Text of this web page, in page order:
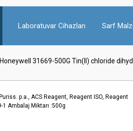
Laboratuvar Cihazları Sarf
Honeywell 31669-500G Tin(II) chloride